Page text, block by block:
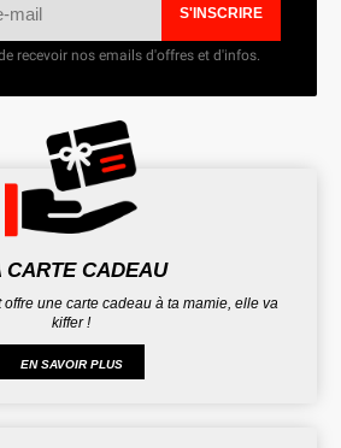
S'INSCRIRE
recevoir nos emails d'offres et d'infos.
CARTE CADEAU
une carte cadeau à ta mamie, elle va
kiffer !
EN SAVOIR PLUS